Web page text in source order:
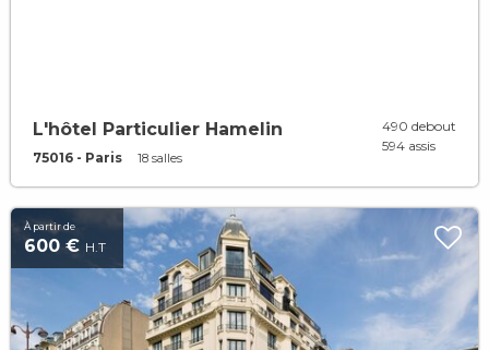
L'hôtel Particulier Hamelin
75016 - Paris 18 salles
490 debout
594 assis
À partir de
600 € H.T